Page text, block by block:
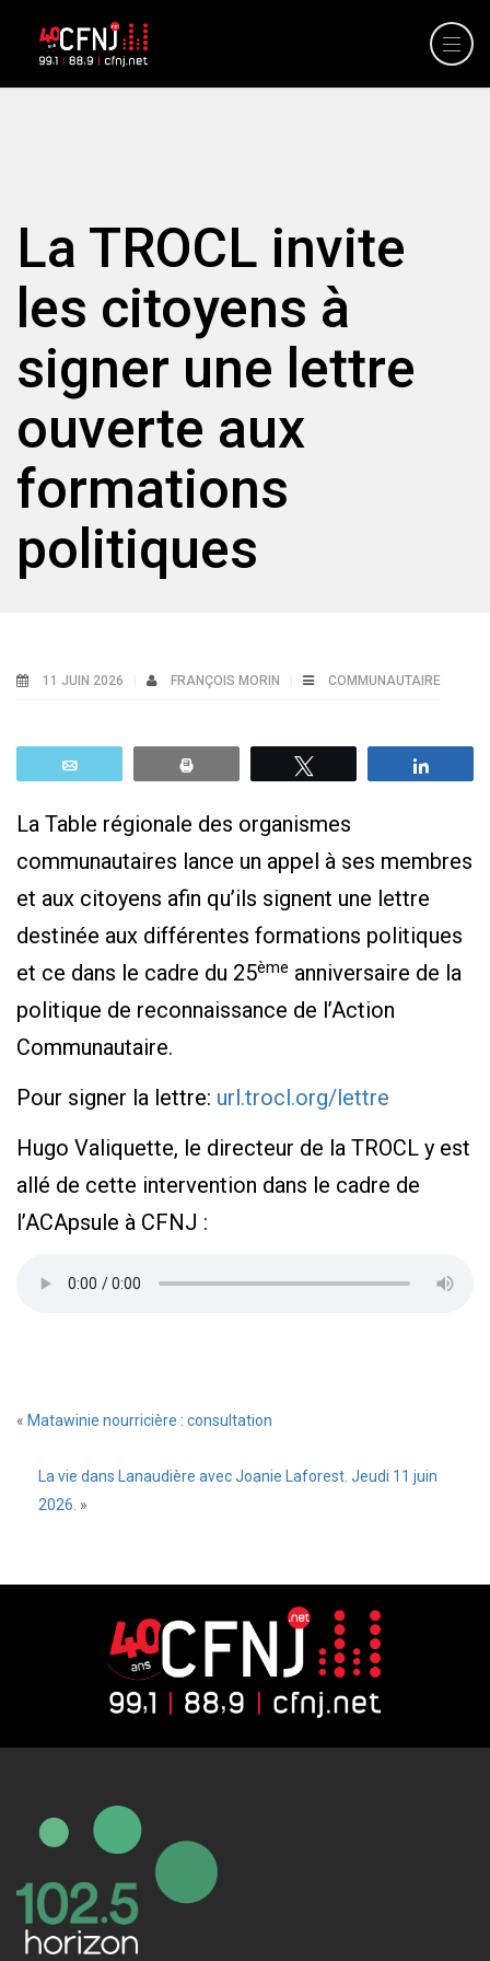
La TROCL invite
les citoyens à
signer une lettre
ouverte aux
formations
politiques
11 JUIN 2026 FRANÇOIS MORIN COMMUNAUTAIRE
La Table régionale des organismes
communautaires lance un appel à ses membres
et aux citoyens afin qu’ils signent une lettre
destinée aux différentes formations politiques
et ce dans le cadre du 25ème anniversaire de la
politique de reconnaissance de l’Action
Communautaire.
Pour signer la lettre: url.trocl.org/lettre
Hugo Valiquette, le directeur de la TROCL y est
allé de cette intervention dans le cadre de
l’ACApsule à CFNJ :
« Matawinie nourricière : consultation
La vie dans Lanaudière avec Joanie Laforest. Jeudi 11 juin
2026. »